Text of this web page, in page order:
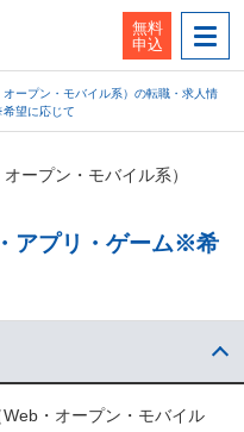
無料
申込
ープン・モバイル系）の転職・求人情
望に応じて
ープン・モバイル系）
アプリ・ゲーム※希
・オープン・モバイル